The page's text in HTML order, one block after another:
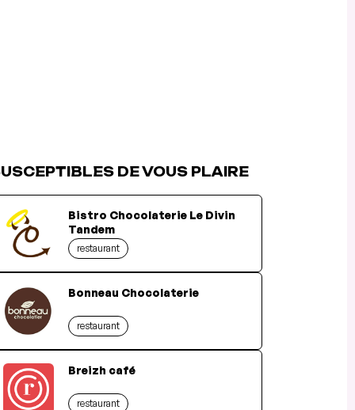
DE VOUS PLAIRE
Bistro Chocolaterie Le Divin
Tandem
restaurant
Bonneau Chocolaterie
restaurant
Breizh café
restaurant